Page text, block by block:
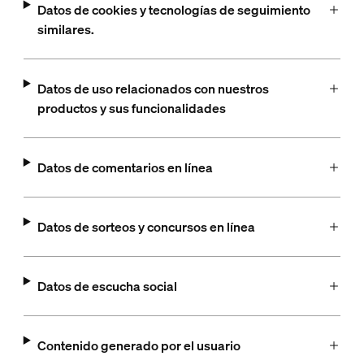
Datos de cookies y tecnologías de seguimiento
similares.
Datos de uso relacionados con nuestros
productos y sus funcionalidades
Datos de comentarios en línea
Datos de sorteos y concursos en línea
Datos de escucha social
Contenido generado por el usuario